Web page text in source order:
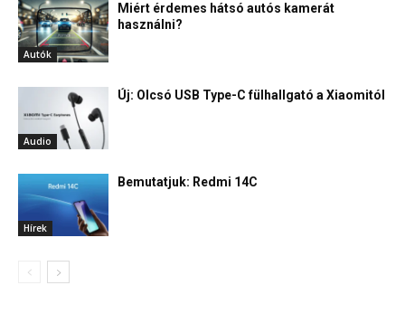
Autók
Miért érdemes hátsó autós kamerát
használni?
Audio
Új: Olcsó USB Type-C fülhallgató a Xiaomitól
Hírek
Bemutatjuk: Redmi 14C